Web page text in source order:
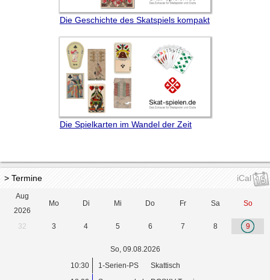
Die Geschichte des Skatspiels kompakt
Die Spielkarten im Wandel der Zeit
> Termine iCal
Aug
2026
Mo Di Mi Do Fr Sa So
32 3 4 5 6 7 8 9
So, 09.08.2026
10:30
1-Serien-PS
Skattisch